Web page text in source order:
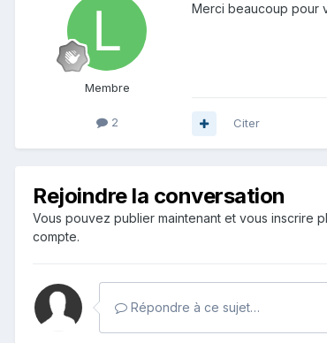
Membre
2
Merci beaucoup pour
Citer
Rejoindre la conversation
Vous pouvez publier maintenant et vous inscrire
compte.
Répondre à ce sujet…